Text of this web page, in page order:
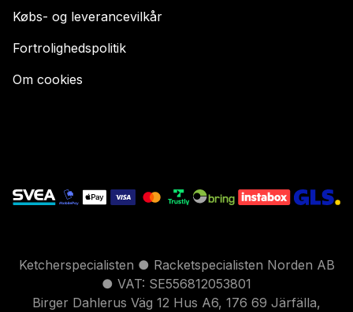
Købs- og leverancevilkår
Fortrolighedspolitik
Om cookies
Ketcherspecialisten ● Racketspecialisten Norden AB
● VAT: SE556812053801
Birger Dahlerus Väg 12 Hus A6, 176 69 Järfälla,